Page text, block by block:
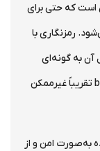
است که حتی برای
رمزنگاری با
که طول آن به گونه‌ای
است که شکستن آن از طریق حملات brute force تقریباً غیرممکن
به‌صورت امن و از